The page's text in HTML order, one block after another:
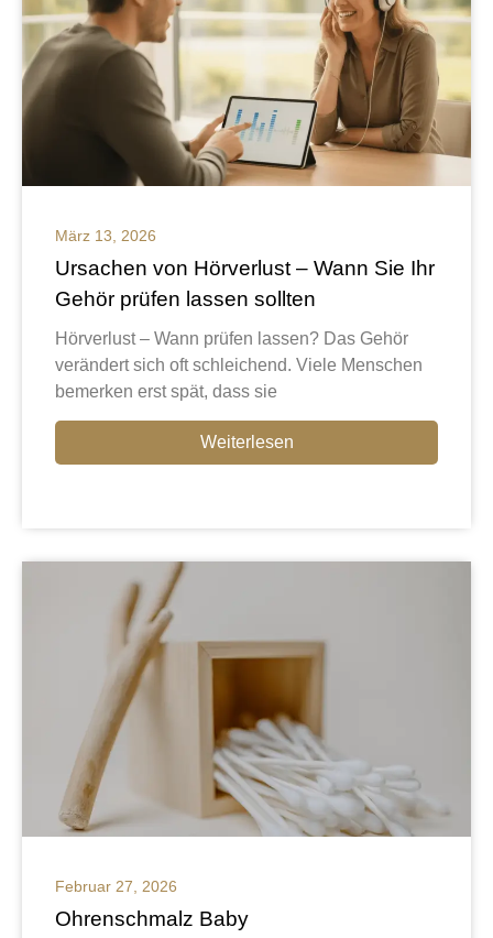
März 13, 2026
Ursachen von Hörverlust – Wann Sie Ihr
Gehör prüfen lassen sollten
Hörverlust – Wann prüfen lassen? Das Gehör
verändert sich oft schleichend. Viele Menschen
bemerken erst spät, dass sie
Weiterlesen
Februar 27, 2026
Ohrenschmalz Baby